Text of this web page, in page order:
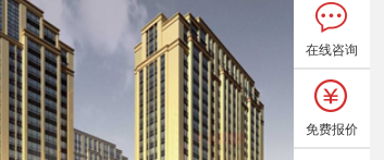
在线咨询
免费报价